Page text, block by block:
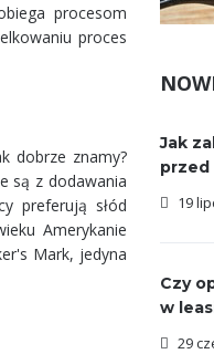
procesom
proces
dobrze znamy?
są z dodawania
preferują słód
Amerykanie
Mark, jedyna
Jak
przed
19
Czy
w
29